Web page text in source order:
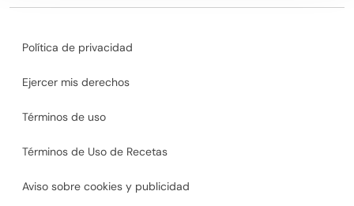
Política de privacidad
Ejercer mis derechos
Términos de uso
Términos de Uso de Recetas
Aviso sobre cookies y publicidad